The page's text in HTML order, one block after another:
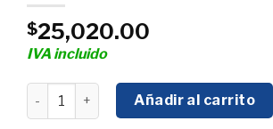
$25,020.00
IVA incluido
COMPRESOR HYUNDAIAñadir al carrito